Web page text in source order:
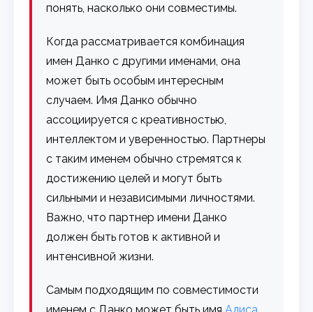
понять, насколько они совместимы.
Когда рассматривается комбинация
имен Данко с другими именами, она
может быть особым интересным
случаем. Имя Данко обычно
ассоциируется с креативностью,
интеллектом и уверенностью. Партнеры
с таким именем обычно стремятся к
достижению целей и могут быть
сильными и независимыми личностями.
Важно, что партнер имени Данко
должен быть готов к активной и
интенсивной жизни.
Самым подходящим по совместимости